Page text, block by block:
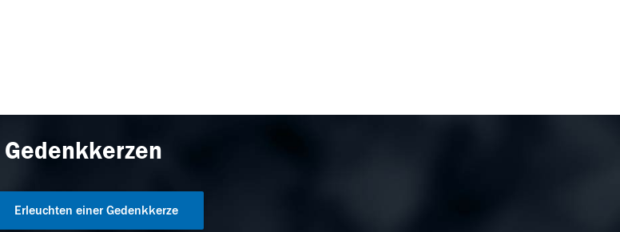
Gedenkkerzen
Erleuchten einer Gedenkkerze